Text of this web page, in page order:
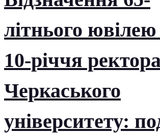
літнього
10-річчя
Черкаського
університету: